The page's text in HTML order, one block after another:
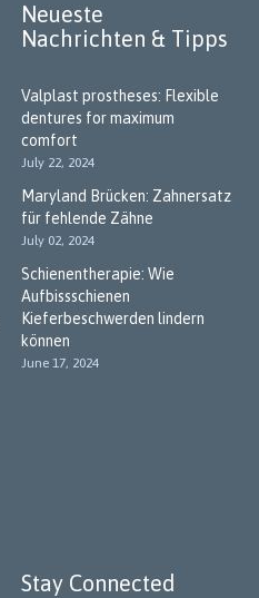
Neueste
Nachrichten & Tipps
Valplast prostheses: Flexible
dentures for maximum
comfort
July 22, 2024
Maryland Brücken: Zahnersatz
für fehlende Zähne
July 02, 2024
Schienentherapie: Wie
Aufbissschienen
Kieferbeschwerden lindern
können
June 17, 2024
Stay Connected